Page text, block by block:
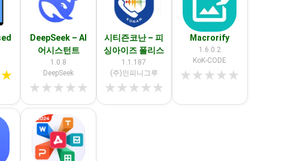
★
DeepSeek – AI
어시스턴트
1.0.8
DeepSeek
★★★★★
시티즌코난 – 피
싱아이즈 폴리스
1.1.187
(주)인피니그루
★★★★★
Macrorify
1.6.0.2
KoK-CODE
★★★★★